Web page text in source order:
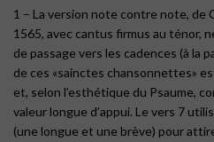
1 – La version note contre note, de
1565, avec cantus firmus au ténor,
de passage vers les cadences (à la
de ces «sainctes chansonnettes»
et, selon l’esthétique du Psaume,
valeur longue d’appui. Le vers 7
(une longue et une brève) pour